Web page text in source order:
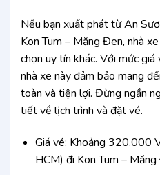
Nếu bạn xuất phát từ An
Kon Tum – Măng Đen, nhà
chọn uy tín khác. Với mức
nhà xe này đảm bảo mang
toàn và tiện lợi. Đừng ngần
tiết về lịch trình và đặt vé.
Giá vé: Khoảng 320.000
HCM) đi Kon Tum –